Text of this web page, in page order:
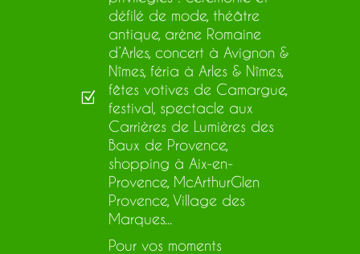
Z
défilé de mode, théâtre
antique, arène Romaine
d’Arles, concert à Avignon &
Nîmes, féria à Arles & Nîmes,
fêtes votives de Camargue,
festival, spectacle aux
Carrières de Lumières des
Baux de Provence,
shopping à Aix-en-
Provence, McArthurGlen
Provence, Village des
Marques...
Pour vos moments